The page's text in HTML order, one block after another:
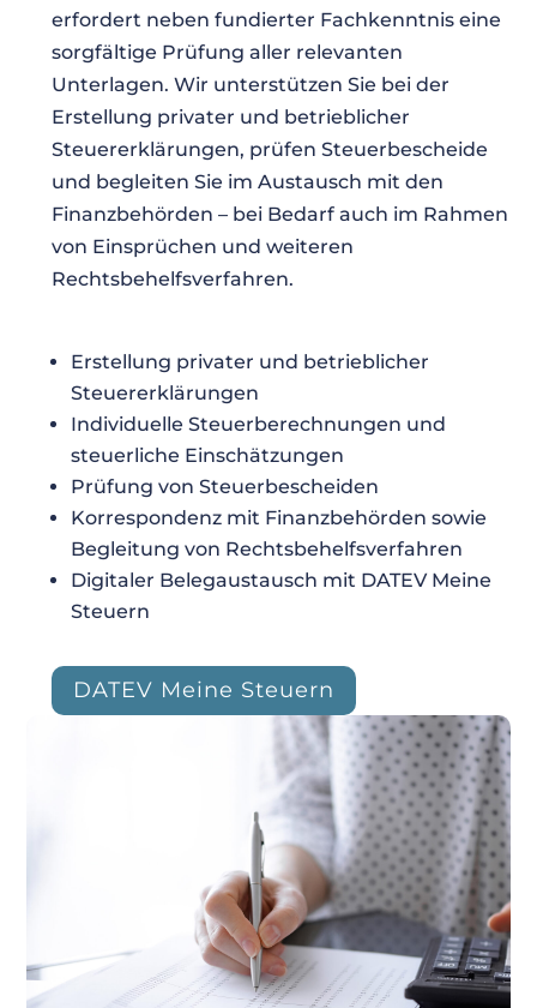
erfordert neben fundierter Fachkenntnis eine
sorgfältige Prüfung aller relevanten
Unterlagen. Wir unterstützen Sie bei der
Erstellung privater und betrieblicher
Steuererklärungen, prüfen Steuerbescheide
und begleiten Sie im Austausch mit den
Finanzbehörden – bei Bedarf auch im Rahmen
von Einsprüchen und weiteren
Rechtsbehelfsverfahren.
Erstellung privater und betrieblicher
Steuererklärungen
Individuelle Steuerberechnungen und
steuerliche Einschätzungen
Prüfung von Steuerbescheiden
Korrespondenz mit Finanzbehörden sowie
Begleitung von Rechtsbehelfsverfahren
Digitaler Belegaustausch mit DATEV Meine
Steuern
DATEV Meine Steuern